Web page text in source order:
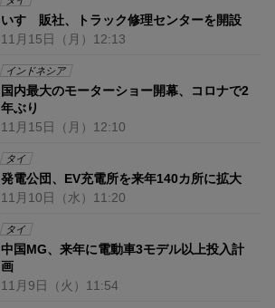
いすゞ販社、トラック修理センターを開設
11月15日 （月） 12:13
インドネシア
国内最大のモーターショー開幕、コロナで2
年ぶり
11月15日 （月） 12:10
タイ
発電公団、EV充電所を来年140カ所に拡大
11月10日 （水） 11:20
タイ
中国MG、来年に電動車3モデル以上投入計
画
11月9日 （火） 11:54